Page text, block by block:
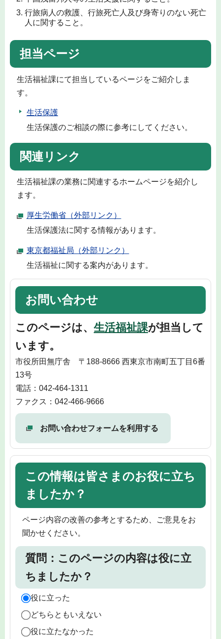
行旅病人の救護、行旅死亡人及び身寄りのない死亡
人に関すること。
担当ページ
生活福祉課にて担当しているページをご紹介しま
す。
生活保護
生活保護のご相談の際に参考にしてください。
関連リンク
生活福祉課の業務に関連するホームページを紹介し
ます。
厚生労働省（外部リンク）
生活保護法に関する情報があります。
東京都福祉局（外部リンク）
生活福祉に関する案内があります。
お問い合わせ
このページは、 生活福祉課が担当して
います。
市役所田無庁舎 〒188-8666 西東京市南町五丁目6番
13号
電話：042-464-1311
ファクス：042-466-9666
お問い合わせフォームを利用する
この情報は皆さまのお役に立ち
ましたか？
ページ内容の改善の参考とするため、ご意見をお
聞かせください。
質問：このページの内容は役に立
ちましたか？
役に立った
どちらともいえない
役に立たなかった